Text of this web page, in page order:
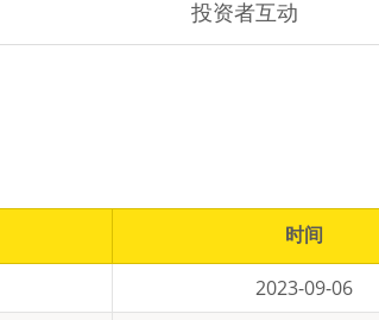
投资者互动
时间
2023-09-06